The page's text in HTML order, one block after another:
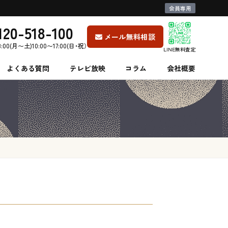
会員専用
518-100
月〜土)10:00〜17:00(日・祝）
メール無料相談
LINE無料査定
よくある質問 テレビ放映 コラム 会社概要